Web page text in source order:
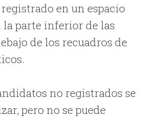
en un espacio
la parte inferior de las
de los recuadros de
no registrados se
pero no se puede